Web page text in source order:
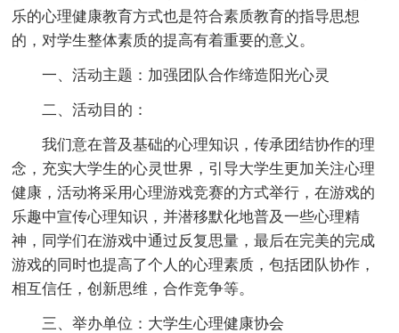
乐的心理健康教育方式也是符合素质教育的指导思想
的，对学生整体素质的提高有着重要的意义。
一、活动主题：加强团队合作缔造阳光心灵
二、活动目的：
我们意在普及基础的心理知识，传承团结协作的理
念，充实大学生的心灵世界，引导大学生更加关注心理
健康，活动将采用心理游戏竞赛的方式举行，在游戏的
乐趣中宣传心理知识，并潜移默化地普及一些心理精
神，同学们在游戏中通过反复思量，最后在完美的完成
游戏的同时也提高了个人的心理素质，包括团队协作，
相互信任，创新思维，合作竞争等。
三、举办单位：大学生心理健康协会